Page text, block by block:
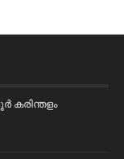
കരിന്തളം